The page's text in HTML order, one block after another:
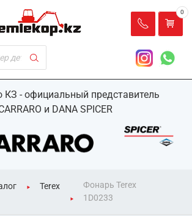
КЗ - официальный представитель
и DANA SPICER
0
Terex
Фонарь Terex
1D0233